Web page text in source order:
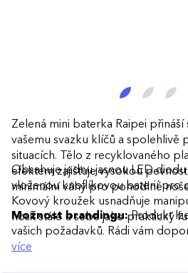
Zelená mini baterka Raipei
vašemu svazku klíčů a spolehlivě
situacích. Tělo z recyklovaného
efektem zajišťuje vysokou
minimální váhy pro pohodlné
Obsahuje jednu jasnou LED diodu
vloženou knoflíkovou baterií pro
Kovový kroužek usnadňuje
nosit stále u sebe jako praktický
Možnost brandingu:Produkt
vašich požadavků. Rádi vám
technologii potisku s ohledem na
více